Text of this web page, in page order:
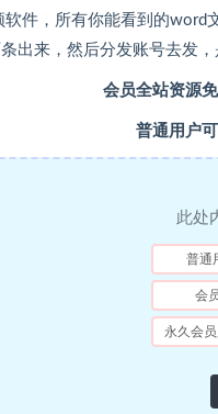
件，所有你能看到的
出来，然后分发账号去发
会员全站资源
普通用户
此处
普通
会
永久会